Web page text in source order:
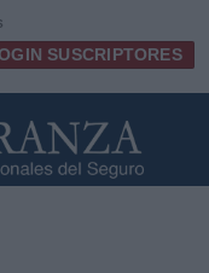
SUSCRIPTORES